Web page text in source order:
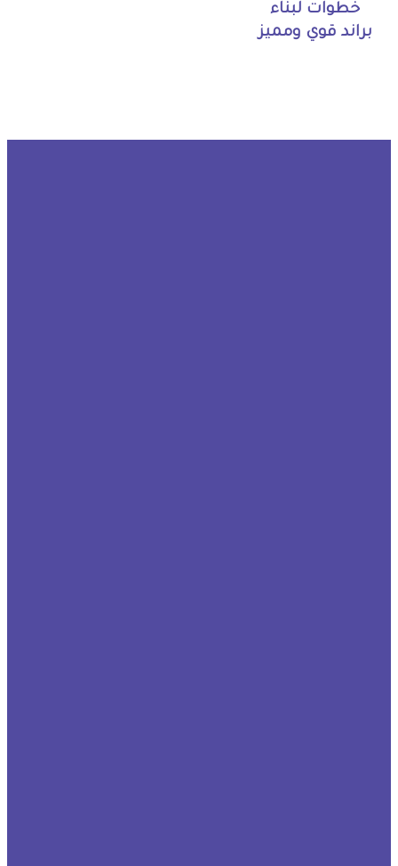
خطوات لبناء
براند قوي ومميز